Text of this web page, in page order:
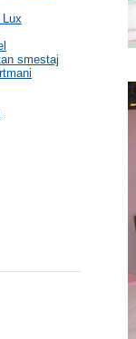
Lux
smestaj